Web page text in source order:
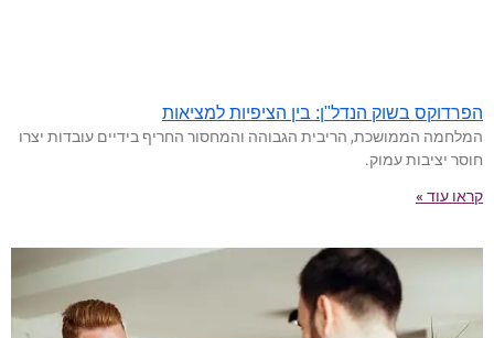
הפרדוקס בשוק הנדל"ן: בין הציפיות למציאות
המלחמה הממושכת, הריבית הגבוהה והמחסור החריף בידיים עובדות יצרו
חוסר יציבות עמוק.
קראו עוד »